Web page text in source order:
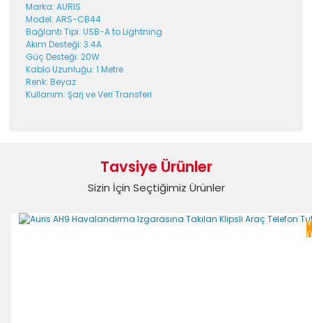
Marka: AURIS
Model: ARS-CB44
Bağlantı Tipi: USB-A to Lightning
Akım Desteği: 3.4A
Güç Desteği: 20W
Kablo Uzunluğu: 1 Metre
Renk: Beyaz
Kullanım: Şarj ve Veri Transferi
Yorum Yaz
formunu kullanarak tarafımıza iletebilirsiniz.
Görüş ve önerileriniz için teşekkür ederiz.
Ürün açıklamasında eksik bilgiler bulunuyor.
Tavsiye Ürünler
Sizin İçin Seçtiğimiz Ürünler